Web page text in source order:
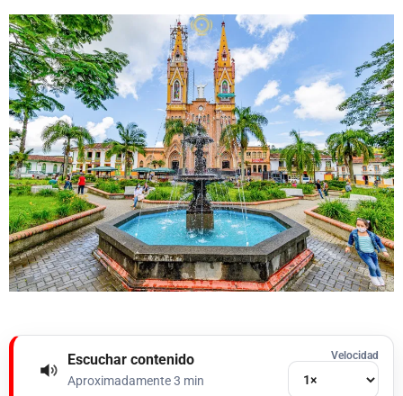
Escuchar contenido
Aproximadamente 3 min
Velocidad